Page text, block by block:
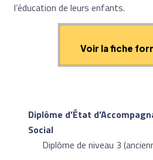
l’éducation de leurs enfants.
Voir la fiche
Diplôme d’État
Social
Diplôme de niveau 3